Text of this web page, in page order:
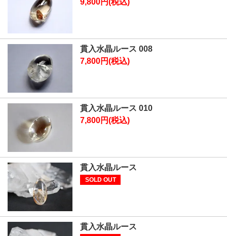
9,800円(税込)
貫入水晶ルース 008
7,800円(税込)
貫入水晶ルース 010
7,800円(税込)
貫入水晶ルース
SOLD OUT
貫入水晶ルース